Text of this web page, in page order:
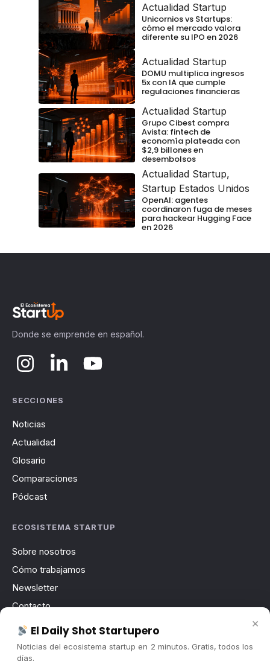
Actualidad Startup
Unicornios vs Startups:
cómo el mercado valora
diferente su IPO en 2026
Actualidad Startup
DOMU multiplica ingresos
5x con IA que cumple
regulaciones financieras
Actualidad Startup
Grupo Cibest compra
Avista: fintech de
economía plateada con
$2,9 billones en
desembolsos
Actualidad Startup,
Startup Estados Unidos
OpenAI: agentes
coordinaron fuga de meses
para hackear Hugging Face
en 2026
Donde se emprende en español.
SECCIONES
Noticias
Actualidad
Glosario
Comparaciones
Pódcast
ECOSISTEMA STARTUP
Sobre nosotros
Cómo trabajamos
Newsletter
Contacto
Publicidad
Convocatorias
×
El Daily Shot Startupero
Noticias del ecosistema startup en 2 minutos. Gratis, todos los
días.